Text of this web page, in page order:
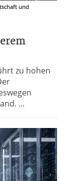
und
zu hohen
...